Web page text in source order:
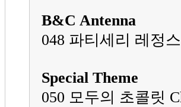
B&C Antenna
048 파티세리 레정스
Special Theme
050 모두의 초콜릿